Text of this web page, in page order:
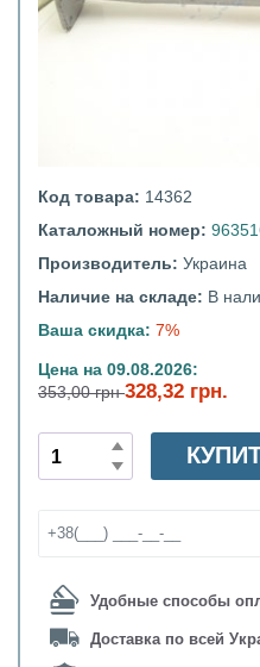
Код товара: 14362
Каталожный номер:
Производитель: Украина
Наличие на складе: В
Ваша скидка: 7%
Цена на 09.08.2026:
353,00 грн328,32 грн.
Удобные способы
Доставка по всей